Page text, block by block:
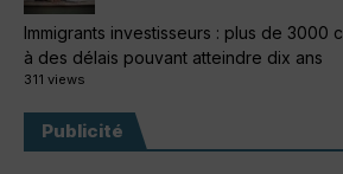
Immigrants investisseurs : plus de 3000
à des délais pouvant atteindre dix ans
311 views
Publicité